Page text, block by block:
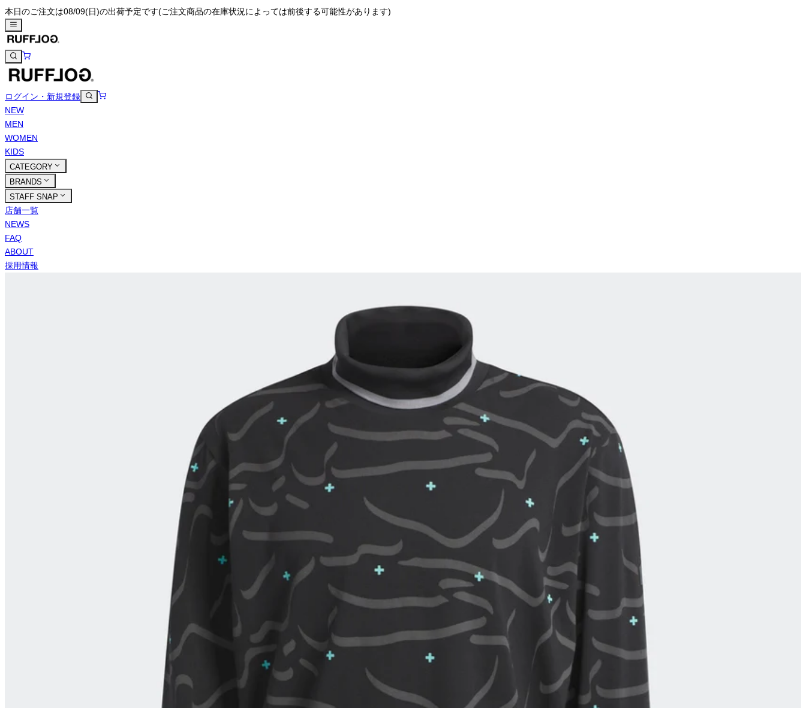
本日のご注文は08/09(日)の出荷予定です(ご注文商品の在庫状況によっては前後する可能性があります)
ログイン・新規登録
NEW
MEN
WOMEN
KIDS
CATEGORY
BRANDS
STAFF SNAP
店舗一覧
NEWS
FAQ
ABOUT
採用情報